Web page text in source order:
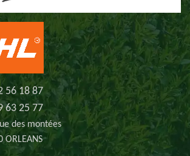
56 18 87
63 25 77
des montées
ORLEANS